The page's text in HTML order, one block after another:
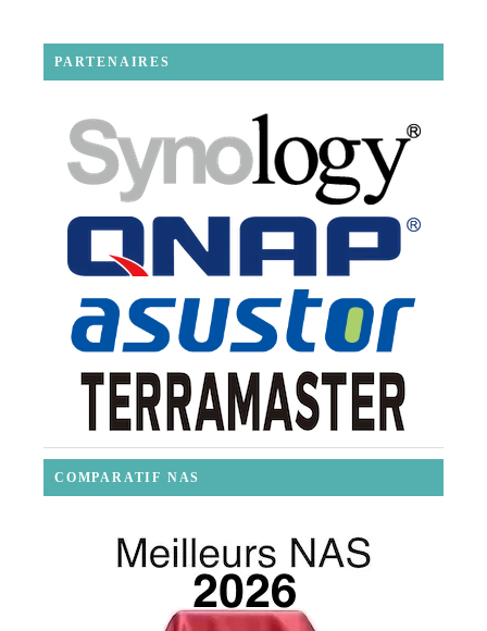
PARTENAIRES
COMPARATIF NAS